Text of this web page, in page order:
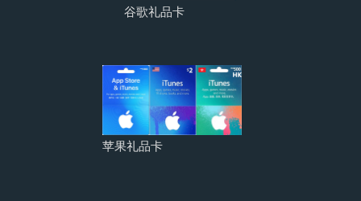
谷歌礼品卡
苹果礼品卡